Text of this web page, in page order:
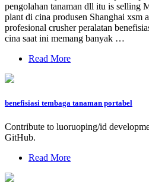
pengolahan tanaman dll itu is selling
plant di cina produsen Shanghai xsm
profesional crusher peralatan
cina saat ini memang banyak …
Read More
benefisiasi tembaga tanaman portabel
Contribute to luoruoping/id
GitHub.
Read More